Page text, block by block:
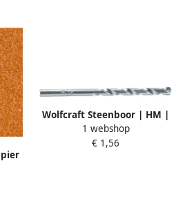
Wolfcraft Steenboor | HM |
Ø6 x 100mm | 1 stuk
7706010
1 webshop
€ 1,56